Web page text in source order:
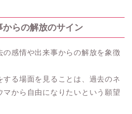
らの解放のサイン
感情や出来事からの解放を象徴
る場面を見ることは、過去のネ
マから自由になりたいという願望